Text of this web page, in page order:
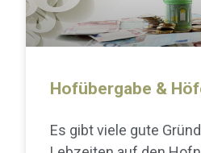
Hofübergabe &
Es gibt viele gute